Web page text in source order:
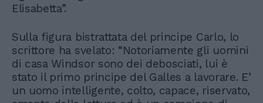
Elisabetta”.
Sulla figura bistrattata del principe Carlo, lo
scrittore ha svelato: “Notoriamente gli uomini
di casa Windsor sono dei debosciati, lui è
stato il primo principe del Galles a lavorare. E’
un uomo intelligente, colto, capace, riservato,